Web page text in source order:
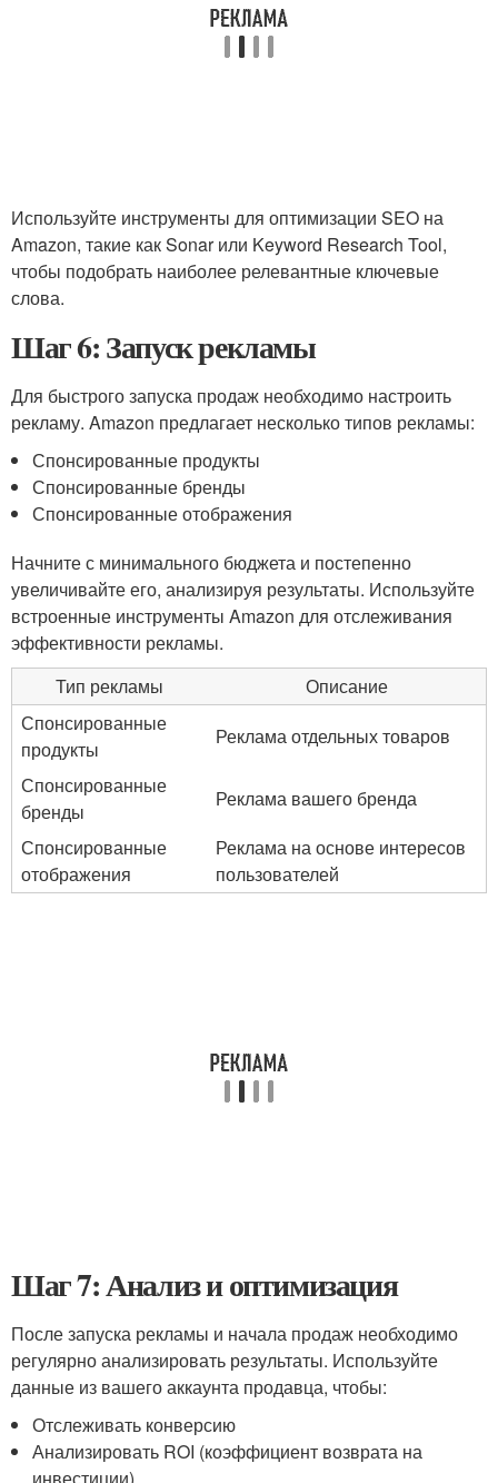
Используйте инструменты для оптимизации SEO на
Amazon, такие как Sonar или Keyword Research Tool,
чтобы подобрать наиболее релевантные ключевые
слова.
Шаг 6: Запуск рекламы
Для быстрого запуска продаж необходимо настроить
рекламу. Amazon предлагает несколько типов рекламы:
Спонсированные продукты
Спонсированные бренды
Спонсированные отображения
Начните с минимального бюджета и постепенно
увеличивайте его, анализируя результаты. Используйте
встроенные инструменты Amazon для отслеживания
эффективности рекламы.
Тип рекламы
Описание
Спонсированные
продукты
Реклама отдельных товаров
Спонсированные
бренды
Реклама вашего бренда
Спонсированные
отображения
Реклама на основе интересов
пользователей
Шаг 7: Анализ и оптимизация
После запуска рекламы и начала продаж необходимо
регулярно анализировать результаты. Используйте
данные из вашего аккаунта продавца, чтобы:
Отслеживать конверсию
Анализировать ROI (коэффициент возврата на